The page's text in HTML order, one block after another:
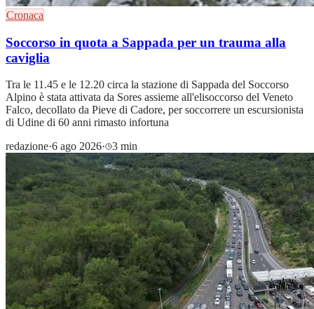
Cronaca
Soccorso in quota a Sappada per un trauma alla
caviglia
Tra le 11.45 e le 12.20 circa la stazione di Sappada del Soccorso
Alpino è stata attivata da Sores assieme all'elisoccorso del Veneto
Falco, decollato da Pieve di Cadore, per soccorrere un escursionista
di Udine di 60 anni rimasto infortuna
redazione·6 ago 2026· 3 min